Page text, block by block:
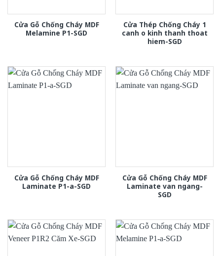
Cửa Gỗ Chống Cháy MDF
Melamine P1-SGD
Cửa Thép Chống Cháy 1
canh o kinh thanh thoat
hiem-SGD
Cửa Gỗ Chống Cháy MDF
Laminate P1-a-SGD
Cửa Gỗ Chống Cháy MDF
Laminate van ngang-
SGD